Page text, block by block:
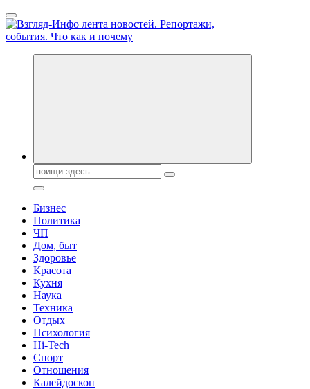
Перейти
к
содержанию
Обо всем и обо всех, что зачем и почему. Новости политики,
Поиск:
Бизнес
Политика
ЧП
Дом, быт
Здоровье
Красота
Кухня
Наука
Техника
Отдых
Психология
Hi-Tech
Спорт
Отношения
Калейдоскоп